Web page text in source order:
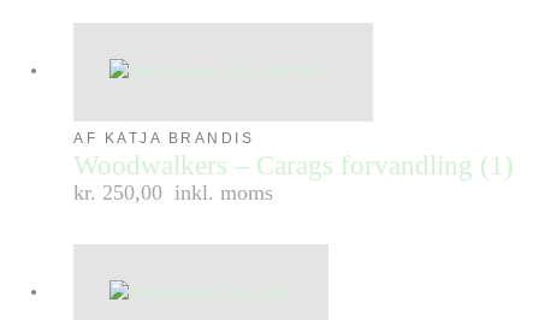
AF KATJA BRANDIS
Woodwalkers – Carags forvandling (1)
kr. 250,00 inkl. moms